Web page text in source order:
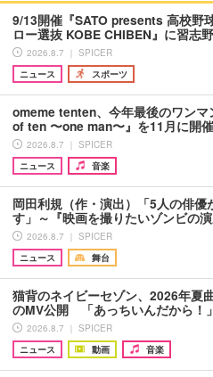
9/13開催『SATO presents 高校野
ロー選抜 KOBE CHIBEN』に習志
2026.8.7 ｜ SPICER
ニュース
スポーツ
omeme tenten、今年最後のワン
of ten 〜one man〜』を11月に開
2026.8.7 ｜ SPICER
ニュース
音楽
岡田利規（作・演出）「5人の俳優
す」～『映画を撮りたいゾンビの
2026.8.7 ｜ SPICER
ニュース
舞台
猫背のネイビーセゾン、2026年夏
のMV公開 「あっちいんだから！
2026.8.7 ｜ SPICER
ニュース
動画 音楽